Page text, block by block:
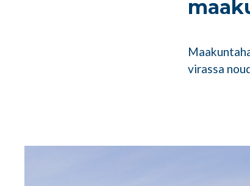
virassa